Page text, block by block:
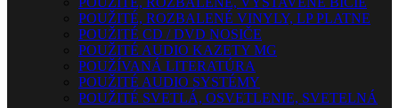
POUŽITÉ, ROZBALENÉ VINYLY, LP PLATNE
POUŽITÉ CD / DVD NOSIČE
POUŽITÉ AUDIO KAZETY MG
POUŽÍVANÁ LITERATÚRA
POUŽITÉ AUDIO SYSTÉMY
POUŽITÉ SVETLÁ, OSVETLENIE, SVETELNÁ